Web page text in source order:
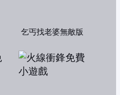
乞丐找老婆無敵版